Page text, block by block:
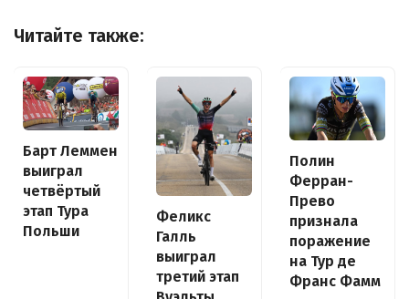
Читайте также:
Барт Леммен
выиграл
четвёртый
этап Тура
Польши
Феликс
Галль
выиграл
третий этап
Полин
Ферран-
Прево
признала
поражение
на Тур де
Франс Фамм